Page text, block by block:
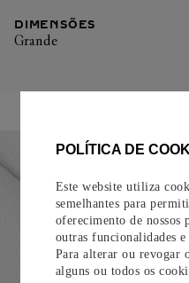
POLÍTICA DE
Este website utiliza
semelhantes para
oferecimento de nossos
outras funcionalidades e
Para alterar ou revogar
alguns ou todos os
DIMENSÕES
Grande